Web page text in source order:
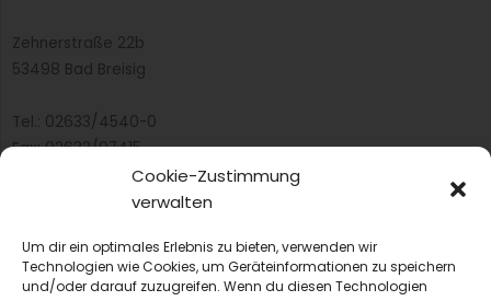
Cookie-Zustimmung
verwalten
Um dir ein optimales Erlebnis zu bieten, verwenden wir
Technologien wie Cookies, um Geräteinformationen zu speichern
und/oder darauf zuzugreifen. Wenn du diesen Technologien
Zehnerstraße 22b
53498 Bad Breisig
Tel.: 02633/4540-0
Fax: 02633/97415
infobb@blmedien.de